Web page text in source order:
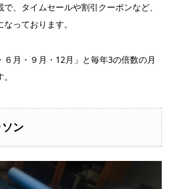
、タイムセールや割引クーポンなど、
っております。
月・９月・12月」と毎年3の倍数の月
ン